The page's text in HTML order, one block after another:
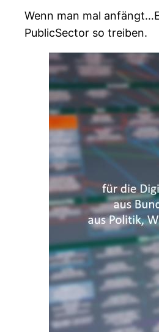
Wenn man mal
PublicSector so treiben.